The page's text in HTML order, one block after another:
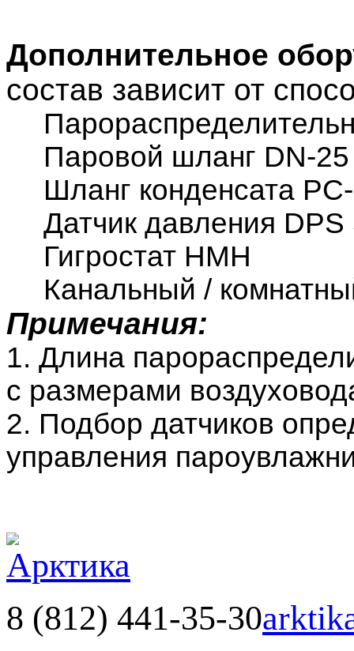
Дополнительное
состав зависит от
Паровой шланг DN-25
Шланг конденсата
Датчик давления DPS
Гигростат НМН
Канальный /
Примечания:
1. Длина
с размерами
2. Подбор датчиков
управления
8 (812) 441-35-30